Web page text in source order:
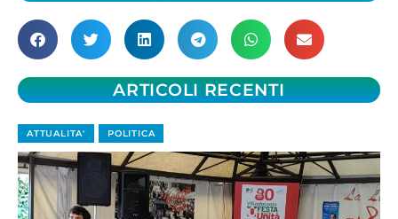
ARTICOLI RECENTI
ATTUALITA' POLITICA